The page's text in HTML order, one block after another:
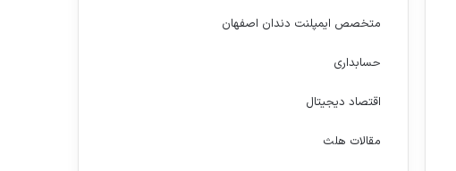
متخصص ایمپلنت دندان اصفهان
حسابداری
اقتصاد دیجیتال
مقالات هلث